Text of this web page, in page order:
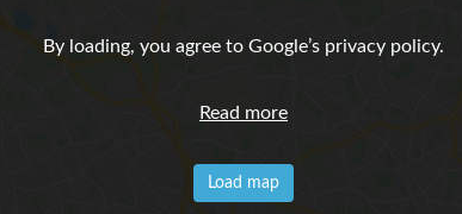
By loading, you agree to Google’s privacy policy.
Read more
Load map